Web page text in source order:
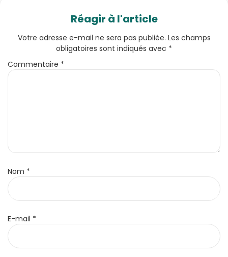
Réagir à l'article
Votre adresse e-mail ne sera pas publiée. Les champs
obligatoires sont indiqués avec *
Commentaire *
Nom *
E-mail *